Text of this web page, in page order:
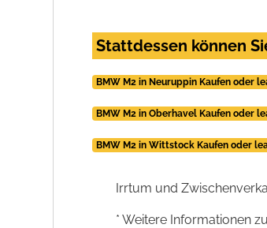
Stattdessen können
BMW M2 in Neuruppin Kaufen oder
BMW M2 in Oberhavel Kaufen oder
BMW M2 in Wittstock Kaufen oder
Irrtum und
* Weitere Informationen